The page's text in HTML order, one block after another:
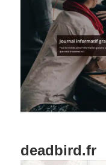
deadbird.fr